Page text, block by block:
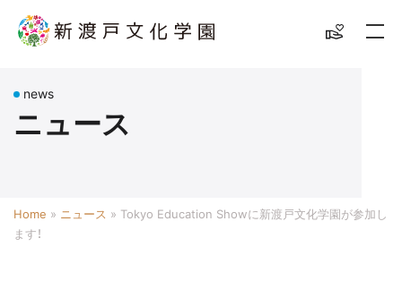
news
ニュース
Home » ニュース » Tokyo Education Showに新渡戸文化学園が参加し
ます！